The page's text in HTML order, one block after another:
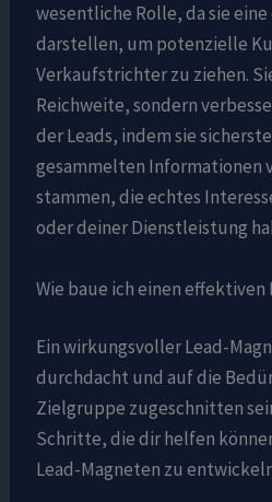
wesentliche Rolle, da sie
darstellen, um potenzielle
Verkaufstrichter zu ziehen.
Reichweite, sondern
der Leads, indem sie
gesammelten Informationen
stammen, die echtes
oder deiner Dienstleistung
Wie baue ich einen effektiven
Ein wirkungsvoller Lead-
durchdacht und auf die
Zielgruppe zugeschnitten
Schritte, die dir helfen
Lead-Magneten zu